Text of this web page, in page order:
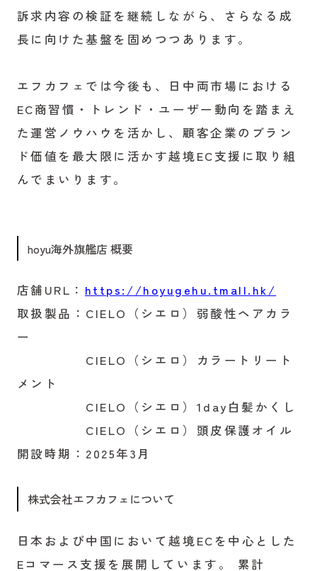
訴求内容の検証を継続しながら、さらなる成
長に向けた基盤を固めつつあります。
エフカフェでは今後も、日中両市場における
EC商習慣・トレンド・ユーザー動向を踏まえ
た運営ノウハウを活かし、顧客企業のブラン
ド価値を最大限に活かす越境EC支援に取り組
んでまいります。
hoyu海外旗艦店 概要
店舗URL： https://hoyugehu.tmall.hk/
取扱製品：CIELO（シエロ）弱酸性ヘアカラ
ー
CIELO（シエロ）カラートリート
メント
CIELO（シエロ）1day白髪かくし
CIELO（シエロ）頭皮保護オイル
開設時期：2025年3月
株式会社エフカフェについて
日本および中国において越境ECを中心とした
Eコマース支援を展開しています。 累計